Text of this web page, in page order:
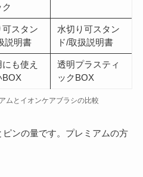
可スタン
説明書
水切り可スタン
ド/取扱説明書
も使え
BOX
透明プラスティ
ックBOX
ムとイオンケアブラシの比較
ンの量です。プレミアムの方